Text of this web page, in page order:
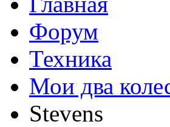
Форум
Техника
Мои два
Stevens